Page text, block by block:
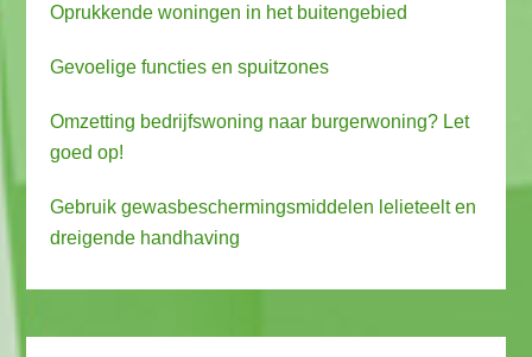
Oprukkende woningen in het buitengebied
Gevoelige functies en spuitzones
Omzetting bedrijfswoning naar burgerwoning? Let
goed op!
Gebruik gewasbeschermingsmiddelen lelieteelt en
dreigende handhaving